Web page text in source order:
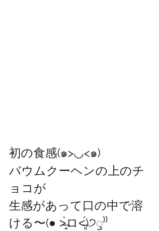
初の食感(๑>◡<๑)
バウムクーヘンの上のチ
ョコが
生感があって口の中で溶
ける〜(● ˃̶͈̀ロ˂̶͈́)੭ꠥ⁾⁾